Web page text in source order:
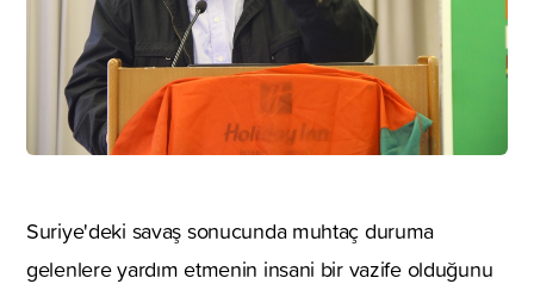
Suriye'deki savaş sonucunda muhtaç duruma
gelenlere yardım etmenin insani bir vazife olduğunu